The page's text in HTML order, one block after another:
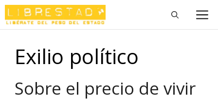
Saltar
al
contenido
Exilio político
Sobre el precio de vivir